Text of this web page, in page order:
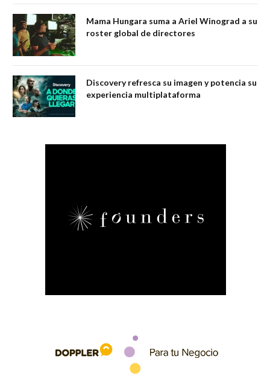
Mama Hungara suma a Ariel Winograd a su
roster global de directores
Discovery refresca su imagen y potencia su
experiencia multiplataforma